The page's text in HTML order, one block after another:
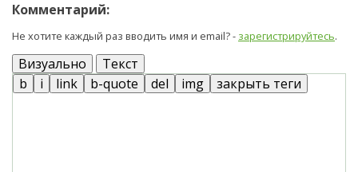
Комментарий:
Не хотите каждый раз вводить имя и email? - зарегистрируйтесь.
Визуально Текст